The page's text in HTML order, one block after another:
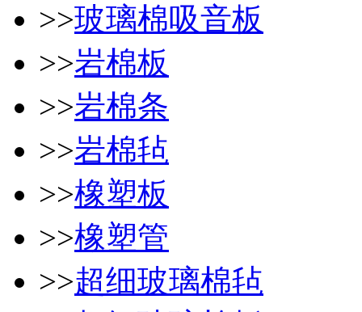
>>玻璃棉吸音板
>>岩棉板
>>岩棉条
>>岩棉毡
>>橡塑板
>>橡塑管
>>超细玻璃棉毡